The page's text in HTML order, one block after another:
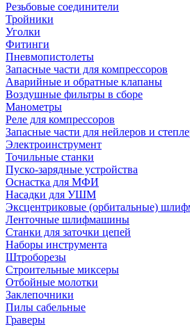
Резьбовые соединители
Тройники
Уголки
Фитинги
Пневмопистолеты
Запасные части для компрессоров
Аварийные и обратные клапаны
Воздушные фильтры в сборе
Манометры
Реле для компрессоров
Запасные части для нейлеров и
Электроинструмент
Точильные станки
Пуско-зарядные устройства
Оснастка для МФИ
Насадки для УШМ
Эксцентриковые (орбитальные)
Ленточные шлифмашины
Станки для заточки цепей
Наборы инструмента
Штроборезы
Строительные миксеры
Отбойные молотки
Заклепочники
Пилы сабельные
Граверы